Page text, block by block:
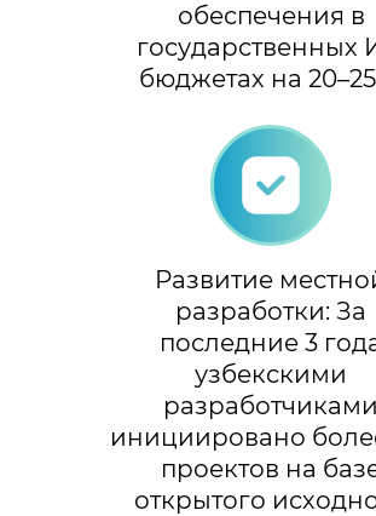
обеспечения в
государственных
бюджетах на
Развитие
разработки: За
последние 3
узбекскими
разработчиками
инициировано
проектов на
открытого